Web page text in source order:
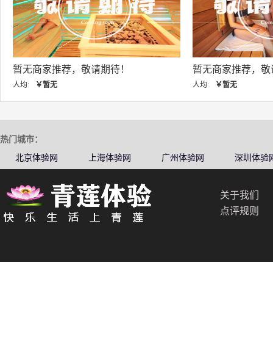
暂无商家推荐，敬请期待！
人均: ￥暂无
暂无商家推荐，
人均: ￥暂无
热门城市：
北京体验网
上海体验网 广州体验网 深圳体验
关于我们
点评规则